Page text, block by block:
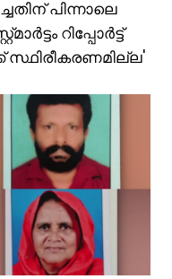
പിന്നാലെ
റിപ്പോർട്ട്